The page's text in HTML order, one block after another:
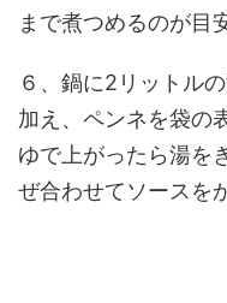
まで煮つめるのが目
６、鍋に2リットル
加え、ペンネを袋の
ゆで上がったら湯を
ぜ合わせてソースを